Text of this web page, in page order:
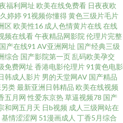
播放电视剧 免费成人视频在线观看 成
区 久久精品视频导航 大又大又粗 伊人
国产美女18网 91青草娱乐 色香蕉网站
洲精品在线免费观看 欧美丝袜性爱A片
人网站 色婷婷亚洲婷婷五月 免费高清看
福利网址 欧美在线免费看 日夜夜欧
婷婷91视频你懂得黄色三级片毛片
区 欧美性16 成人色情黄片在线在线
频在线看午夜精品网影院 伦理片完整
国产在线91 AV亚洲网址 国产经典三级
综合 国产影院第一页乱码欧美孕交
免费网址 香港电影伦理片91黄色电影
韩成人影片 男的天堂网AV 国产精品
类最新亚洲日韩精品 欧美在线视频
五月网 性爱东京热草逼视频78 国产
和网五月天 日b视频 成人三级网站在
基情涩涩网 51漫画成人 丁香5月综合